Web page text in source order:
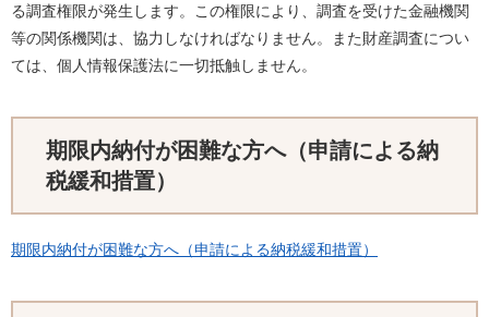
る調査権限が発生します。この権限により、調査を受けた金融機関
等の関係機関は、協力しなければなりません。また財産調査につい
ては、個人情報保護法に一切抵触しません。
期限内納付が困難な方へ（申請による納
税緩和措置）
期限内納付が困難な方へ（申請による納税緩和措置）